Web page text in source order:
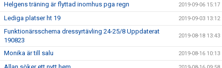
Helgens träning är flyttad inomhus pga regn 2019-09-06 15:17
Lediga platser ht 19 2019-09-03 13:12
Funktionärsschema dressyrtävling 24-25/8 Uppdaterat
190823
2019-08-18 13:43
Monika är till salu 2019-08-16 10:13